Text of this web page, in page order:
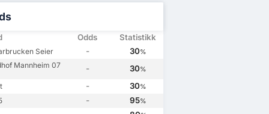
Odds Statistikk
Seier - 30%
Mannheim 07 - 30%
- 30%
- 95%